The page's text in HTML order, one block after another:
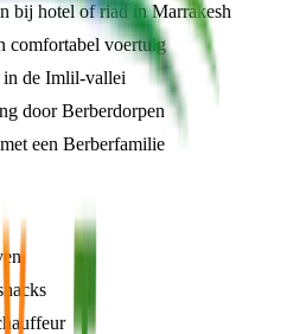
bij hotel of riad in Marrakesh
comfortabel voertuig
de Imlil-vallei
door Berberdorpen
een Berberfamilie